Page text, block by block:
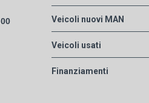
Veicoli nuovi MAN
Veicoli usati
Finanziamenti